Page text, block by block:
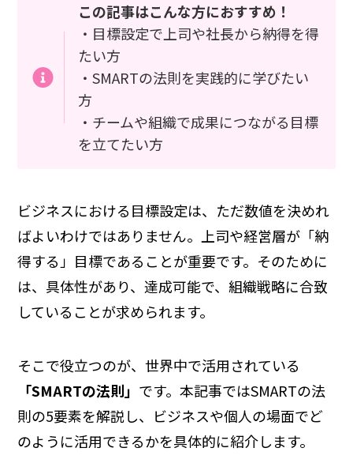
この記事はこんな方におすすめ！
・目標設定で上司や社長から納得を得
たい方
・SMARTの法則を実践的に学びたい
方
・チームや組織で成果につながる目標
を立てたい方
ビジネスにおける目標設定は、ただ数値を決めれ
ばよいわけではありません。上司や経営層が「納
得する」目標であることが重要です。そのために
は、具体性があり、達成可能で、組織戦略に合致
していることが求められます。
そこで役立つのが、世界中で活用されている
「SMARTの法則」 です。本記事ではSMARTの法
則の5要素を解説し、ビジネスや個人の場面でど
のように活用できるかを具体的に紹介します。